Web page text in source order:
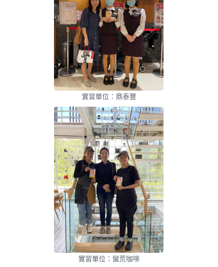
實習單位：鼎泰豐
實習單位：蠻荒咖啡